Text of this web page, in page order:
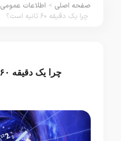
صفحه اصلی > اطلاعات عمومی
چرا یک دقیقه ۶۰ ثانیه است؟
چرا یک دقیقه ۶۰ ثانیه است؟